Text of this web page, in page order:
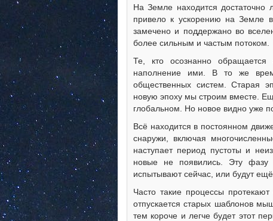
На Земле находится достаточно
привело к ускорению на Земле
замечено и поддержано во
более сильным и частым потоком.
Те, кто осознанно
наполнение ими. В то же
общественных систем. Старая
новую эпоху мы строим вместе.
глобальном. Но новое видно уже
Всё находится в постоянном
снаружи, включая
наступает период пустоты и
новые не появились. Эту фазу
испытывают сейчас, или будут
Часто такие процессы
отпускается старых шаблонов
тем короче и легче будет этот